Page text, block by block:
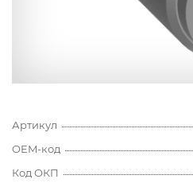
Артикул
OEM-код
Код ОКП